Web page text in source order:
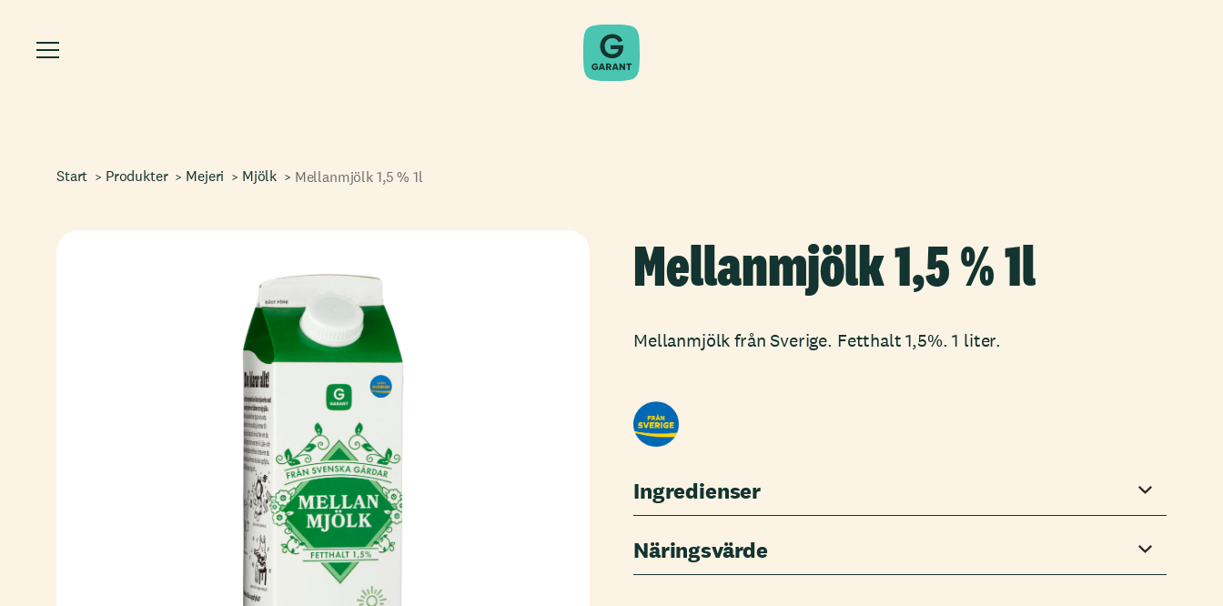
Start Produkter Mejeri Mjölk Mellanmjölk 1,5 % 1l
Mellanmjölk 1,5 % 1l
Mellanmjölk från Sverige. Fetthalt 1,5%. 1 liter.
Ingredienser
Näringsvärde